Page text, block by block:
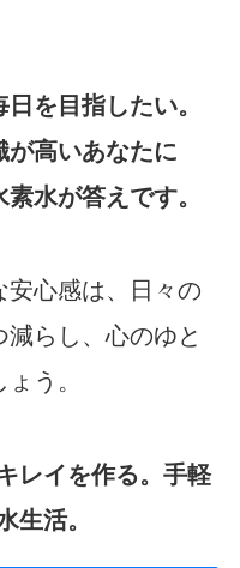
を目指したい。
が高いあなたに
水が答えです。
安心感は、日々の
らし、心のゆと
う。
レイを作る。手軽
生活。